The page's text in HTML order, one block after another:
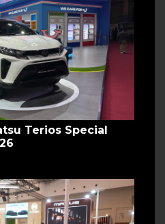
Terios Special